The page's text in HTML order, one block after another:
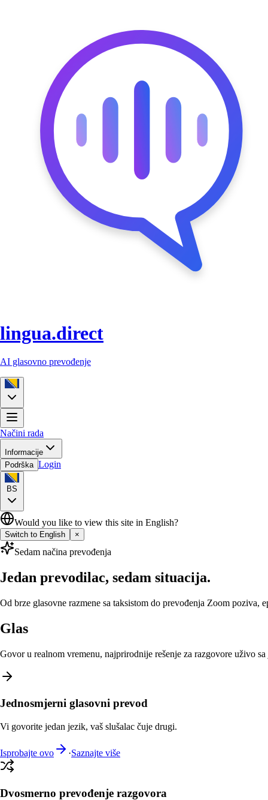
lingua.direct
AI glasovno prevođenje
Načini rada
Informacije
Podrška Login
BS
Would you like to view this site in English?
Switch to English ×
Sedam načina prevođenja
Jedan prevodilac, sedam situacija.
Od brze glasovne razmene sa taksistom do prevođenja Zoom
Glas
Govor u realnom vremenu, najprirodnije rešenje za razgovore uživo
Jednosmjerni glasovni prevod
Vi govorite jedan jezik, vaš slušalac čuje drugi.
Isprobajte ovo ·Saznajte više
Dvosmerno prevođenje razgovora